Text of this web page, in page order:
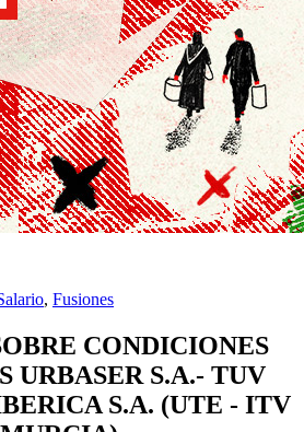
, Fusiones
CONDICIONES
URBASER S.A.- TUV
S.A. (UTE - ITV